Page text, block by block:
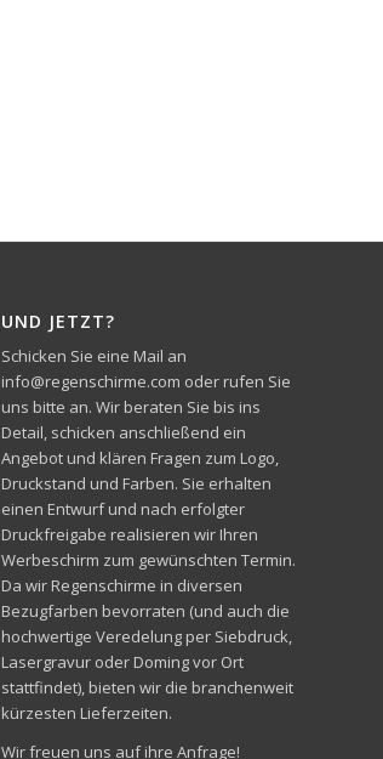
UND JETZT?
Schicken Sie eine Mail an
info@regenschirme.com oder rufen Sie
uns bitte an. Wir beraten Sie bis ins
Detail, schicken anschließend ein
Angebot und klären Fragen zum Logo,
Druckstand und Farben. Sie erhalten
einen Entwurf und nach erfolgter
Druckfreigabe realisieren wir Ihren
Werbeschirm zum gewünschten Termin.
Da wir Regenschirme in diversen
Bezugfarben bevorraten (und auch die
hochwertige Veredelung per Siebdruck,
Lasergravur oder Doming vor Ort
stattfindet), bieten wir die branchenweit
kürzesten Lieferzeiten.
Wir freuen uns auf ihre Anfrage!